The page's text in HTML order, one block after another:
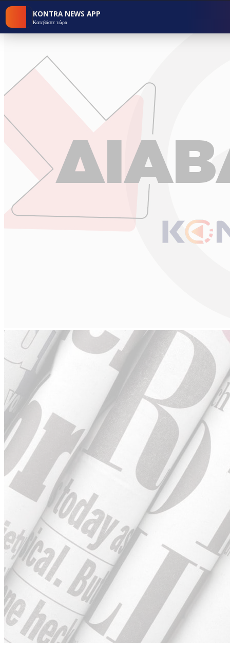
KONTRA NEWS APP
Κατεβάστε τώρα